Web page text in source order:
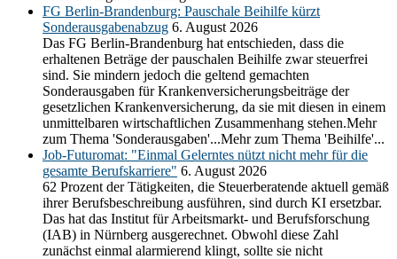
FG Berlin-Brandenburg: Pauschale Beihilfe kürzt
Sonderausgabenabzug 6. August 2026
Das FG Berlin-Brandenburg hat entschieden, dass die
erhaltenen Beträge der pauschalen Beihilfe zwar steuerfrei
sind. Sie mindern jedoch die geltend gemachten
Sonderausgaben für Krankenversicherungsbeiträge der
gesetzlichen Krankenversicherung, da sie mit diesen in einem
unmittelbaren wirtschaftlichen Zusammenhang stehen.Mehr
zum Thema 'Sonderausgaben'...Mehr zum Thema 'Beihilfe'...
Job-Futuromat: "Einmal Gelerntes nützt nicht mehr für die
gesamte Berufskarriere" 6. August 2026
62 Prozent der Tätigkeiten, die Steuerberatende aktuell gemäß
ihrer Berufsbeschreibung ausführen, sind durch KI ersetzbar.
Das hat das Institut für Arbeitsmarkt- und Berufsforschung
(IAB) in Nürnberg ausgerechnet. Obwohl diese Zahl
zunächst einmal alarmierend klingt, sollte sie nicht